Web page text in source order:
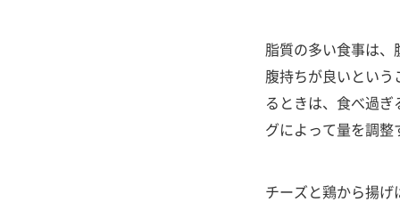
脂質の多い食事は、
腹持ちが良いという
るときは、食べ過
グによって量を調整
チーズと鶏から揚げ